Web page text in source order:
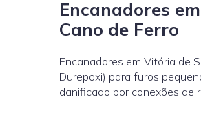
Encanadores
Cano de Ferro
Encanadores em Vitória de
Durepoxi) para furos
danificado por conexões de